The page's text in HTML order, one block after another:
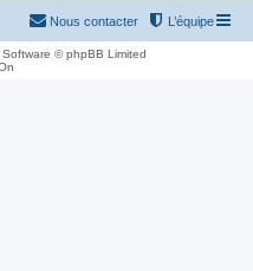
L’équipe
Nous contacter
© phpBB Limited